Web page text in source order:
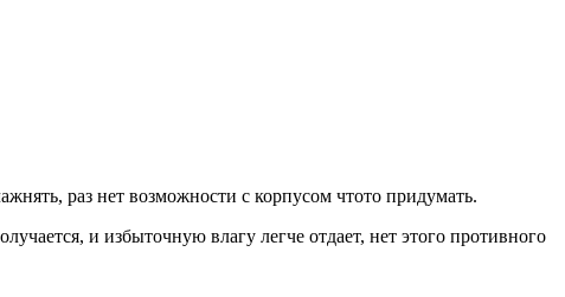
раз нет возможности с корпусом чтото придумать.
и избыточную влагу легче отдает, нет этого противного